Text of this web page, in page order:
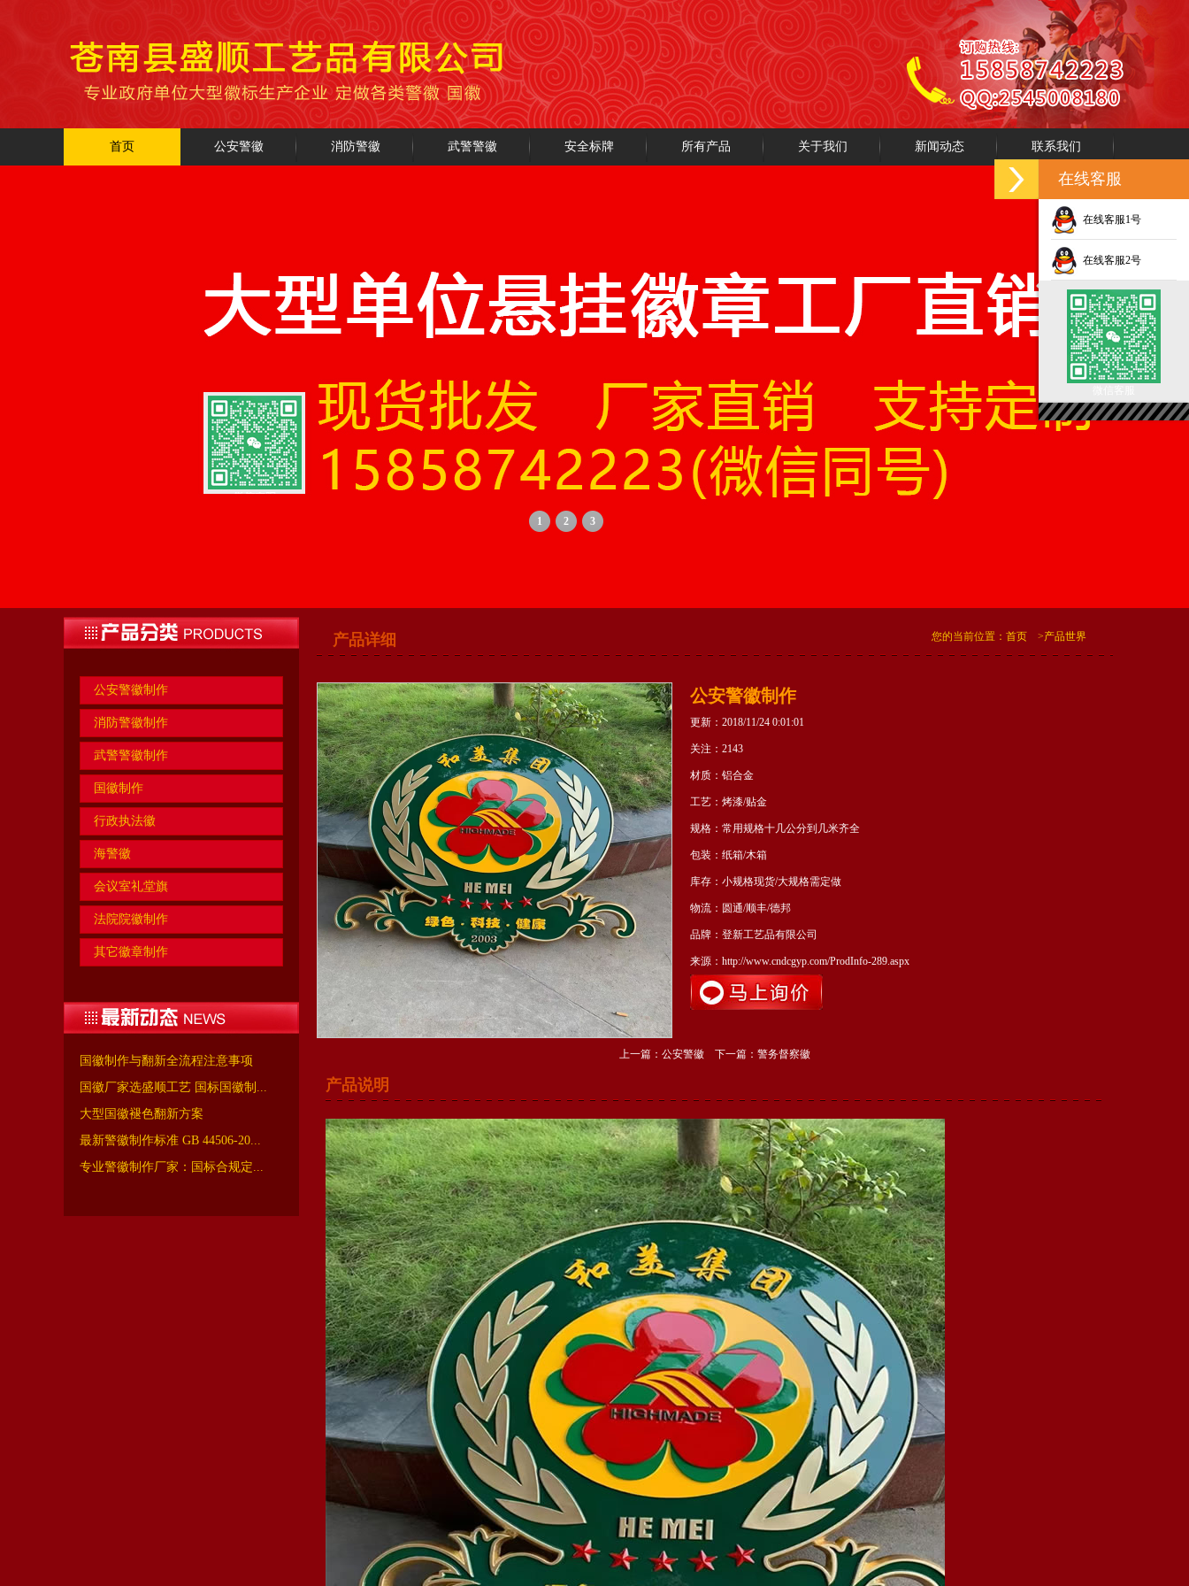
首页 公安警徽 消防警徽 武警警徽 安全标牌 所有产品 关于我们 新闻动态 联系我们
1 2 3
公安警徽制作
消防警徽制作
武警警徽制作
国徽制作
行政执法徽
海警徽
会议室礼堂旗
法院院徽制作
其它徽章制作
国徽制作与翻新全流程注意事项
国徽厂家选盛顺工艺 国标国徽制...
大型国徽褪色翻新方案
最新警徽制作标准 GB 44506-20...
专业警徽制作厂家：国标合规定...
您的当前位置： 首页 >产品世界
产品详细
公安警徽制作
更新： 2018/11/24 0:01:01
关注： 2143
材质： 铝合金
工艺： 烤漆/贴金
规格： 常用规格十几公分到几米齐全
包装： 纸箱/木箱
库存： 小规格现货/大规格需定做
物流： 圆通/顺丰/德邦
品牌： 登新工艺品有限公司
来源： http://www.cndcgyp.com/ProdInfo-289.aspx
上一篇： 公安警徽 下一篇： 警务督察徽
产品说明
在线客服
在线客服1号
在线客服2号